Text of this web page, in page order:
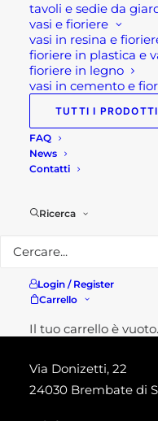
tavoli e sedie da
vasi e fioriere
vasi in resina e
fioriere in plastica e
fioriere in legno
vasi in cemento e
TUTTI I
FAQ
News
Contatti
Ricerca
Login / Register
Carrello
Il tuo carrello è vuoto.
Telefono:035 617139
Email:
Orari apertura
Dal lunedì al venerdì
Sabato 7/12
Privacy Policy
Punto vendita
Via Donizetti, 22
24030 Brembate di